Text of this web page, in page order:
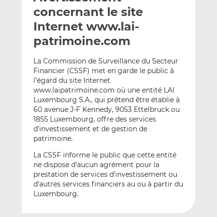
e
p
a
e
m
a
i
l
g
e
r
s
r
L
i
n
k
e
d
n
g
e
r
s
r
F
a
c
e
b
o
k
concernant le site
Internet www.lai-
patrimoine.com
La Commission de Surveillance du Secteur
Financier (CSSF) met en garde le public à
l’égard du site Internet
www.laipatrimoine.com où une entité LAI
Luxembourg S.A., qui prétend être établie à
60 avenue J-F Kennedy, 9053 Ettelbruck ou
1855 Luxembourg, offre des services
d’investissement et de gestion de
patrimoine.
La CSSF informe le public que cette entité
ne dispose d’aucun agrément pour la
prestation de services d’investissement ou
d’autres services financiers au ou à partir du
Luxembourg.